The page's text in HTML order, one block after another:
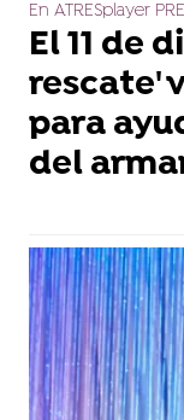
En ATRESplayer
El 11 de
rescate'
para
del